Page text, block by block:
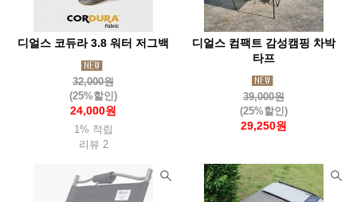
디얼스 코듀라 3.8 워터 저그백
32,000원
(25%할인)
24,000원
1% 적립
리뷰 2
디얼스 컴팩트 감성캠핑 차박
타프
39,000원
(25%할인)
29,250원